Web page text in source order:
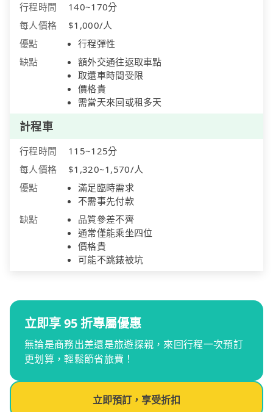
行程時間
140~170分
每人價格
$1,000/人
優點
行程彈性
缺點
額外交通往返取車點
取還車時間受限
價格貴
需當天來回或租多天
計程車
行程時間
115~125分
每人價格
$1,320~1,570/人
優點
滿足臨時需求
不需事先付款
缺點
品質參差不齊
通常僅能乘坐四位
價格貴
可能不跳錶被坑
立即享 95 折專屬優惠
無論是商務出差還是旅遊探親，來回行程一次預訂
更划算，輕鬆節省旅費！
立即預訂，享受折扣